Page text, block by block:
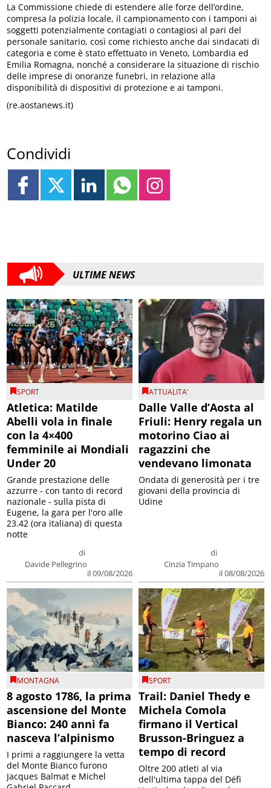
La Commissione chiede di estendere alle forze dell’ordine,
compresa la polizia locale, il campionamento con i tamponi ai
soggetti potenzialmente contagiati o contagiosi al pari del
personale sanitario, così come richiesto anche dai sindacati di
categoria e come è stato effettuato in Veneto, Lombardia ed
Emilia Romagna, nonché a considerare la situazione di rischio
delle imprese di onoranze funebri, in relazione alla
disponibilità di dispositivi di protezione e ai tamponi.
(re.aostanews.it)
Condividi
ULTIME NEWS
SPORT
Atletica: Matilde
Abelli vola in finale
con la 4×400
femminile ai Mondiali
Under 20
di
Davide Pellegrino
il 09/08/2026
Grande prestazione delle
azzurre - con tanto di record
nazionale - sulla pista di
Eugene, la gara per l'oro alle
23.42 (ora italiana) di questa
notte
ATTUALITA'
Dalle Valle d’Aosta al
Friuli: Henry regala un
motorino Ciao ai
ragazzini che
vendevano limonata
di
Cinzia Timpano
il 08/08/2026
Ondata di generosità per i tre
giovani della provincia di
Udine
MONTAGNA
8 agosto 1786, la prima
ascensione del Monte
Bianco: 240 anni fa
nasceva l’alpinismo
I primi a raggiungere la vetta
del Monte Bianco furono
Jacques Balmat e Michel
SPORT
Trail: Daniel Thedy e
Michela Comola
firmano il Vertical
Brusson-Bringuez a
tempo di record
Oltre 200 atleti al via
dell'ultima tappa del Défì